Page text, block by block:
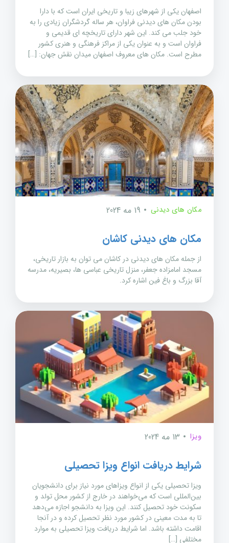
اصفهان یکی از شهرهای زیبا و تاریخی ایران است که با دارا
بودن مکان های دیدنی فراوان، هر ساله گردشگران زیادی را به
خود جلب می کند. این شهر دارای تاریخچه ای قدیمی و
فراوان است و به عنوان یکی از مراکز فرهنگی و هنری کشور
مطرح است. مکان های معروف اصفهان میدان نقش جهان: […]
مکان های دیدنی 19 مه 2024
مکان های دیدنی کاشان
از جمله مکان های دیدنی در کاشان می توان به بازار تاریخی،
مسجد امامزاده جعفر، منزل تاریخی عباسی ها، بصیریه، مدرسه
آقا بزرگ و باغ فین اشاره کرد.
ویزا 13 مه 2024
شرایط دریافت انواع ویزا تحصیلی
ویزا تحصیلی یکی از انواع ویزاهای مورد نیاز برای دانشجویان
بین‌المللی است که می‌خواهند در خارج از کشور محل تولد و
سکونت خود تحصیل کنند. این ویزا به دانشجو اجازه می‌دهد
تا به مدت معینی در کشور مورد نظر تحصیل کرده و در آنجا
اقامت داشته باشد. اما شرایط دریافت ویزا تحصیلی به موارد
مختلفی […]